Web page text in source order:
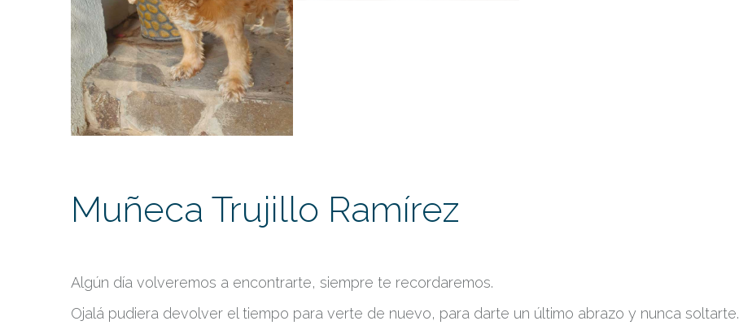
Muñeca Trujillo Ramírez
Algún día volveremos a encontrarte, siempre te recordaremos.
Ojalá pudiera devolver el tiempo para verte de nuevo, para darte un último abrazo y nunca soltarte.